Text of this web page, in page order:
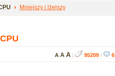
Mniejszy i lżejszy
A A A | 95209 | 6